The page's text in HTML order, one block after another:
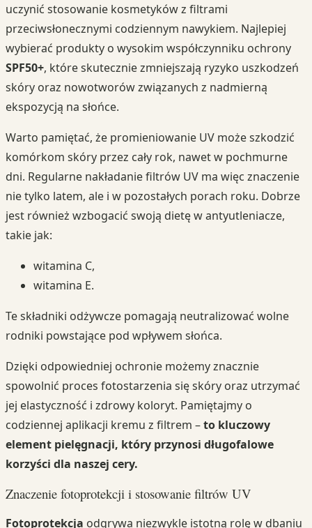
uczynić stosowanie kosmetyków z filtrami
przeciwsłonecznymi codziennym nawykiem. Najlepiej
wybierać produkty o wysokim współczynniku ochrony
SPF50+, które skutecznie zmniejszają ryzyko uszkodzeń
skóry oraz nowotworów związanych z nadmierną
ekspozycją na słońce.
Warto pamiętać, że promieniowanie UV może szkodzić
komórkom skóry przez cały rok, nawet w pochmurne
dni. Regularne nakładanie filtrów UV ma więc znaczenie
nie tylko latem, ale i w pozostałych porach roku. Dobrze
jest również wzbogacić swoją dietę w antyutleniacze,
takie jak:
witamina C,
witamina E.
Te składniki odżywcze pomagają neutralizować wolne
rodniki powstające pod wpływem słońca.
Dzięki odpowiedniej ochronie możemy znacznie
spowolnić proces fotostarzenia się skóry oraz utrzymać
jej elastyczność i zdrowy koloryt. Pamiętajmy o
codziennej aplikacji kremu z filtrem –to kluczowy
element pielęgnacji, który przynosi długofalowe
korzyści dla naszej cery.
Znaczenie fotoprotekcji i stosowanie filtrów UV
Fotoprotekcja odgrywa niezwykle istotną rolę w dbaniu